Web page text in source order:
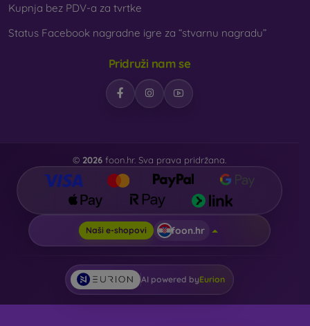
Kupnja bez PDV-a za tvrtke
Status Facebook nagradne igre za “stvarnu nagradu”
Pridruži nam se
© 2026 foon.hr. Sva prava pridržana.
Naši e-shopovi foon.hr
AI powered byEurion